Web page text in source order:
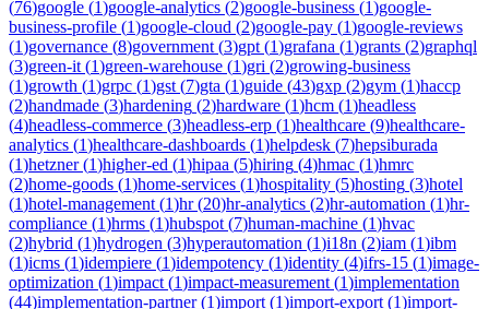
(76)google (1)google-analytics (2)google-business (1)google-
business-profile (1)google-cloud (2)google-pay (1)google-reviews
(1)governance (8)government (3)gpt (1)grafana (1)grants (2)graphql
(3)green-it (1)green-warehouse (1)gri (2)growing-business
(1)growth (1)grpc (1)gst (7)gta (1)guide (43)gxp (2)gym (1)haccp
(2)handmade (3)hardening (2)hardware (1)hcm (1)headless
(4)headless-commerce (3)headless-erp (1)healthcare (9)healthcare-
analytics (1)healthcare-dashboards (1)helpdesk (7)hepsiburada
(1)hetzner(1)higher-ed (1)hipaa (5)hiring (4)hmac (1)hmrc
(2)home-goods (1)home-services (1)hospitality (5)hosting (3)hotel
(1)hotel-management (1)hr(20)hr-analytics (2)hr-automation (1)hr-
compliance (1)hrms (1)hubspot (7)human-machine (1)hvac
(2)hybrid (1)hydrogen (3)hyperautomation (1)i18n (2)iam (1)ibm
(1)icms (1)idempiere (1)idempotency (1)identity (4)ifrs-15 (1)image-
optimization (1)impact (1)impact-measurement (1)implementation
(44)implementation-partner(1)import (1)import-export (1)import-